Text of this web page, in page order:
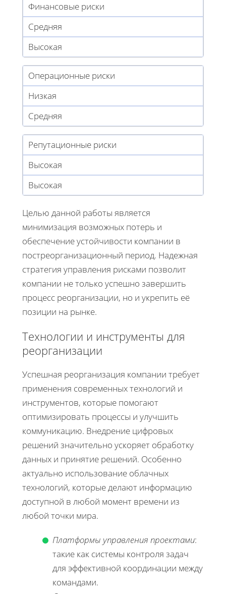
Финансовые риски
Средняя
Высокая
Операционные риски
Низкая
Средняя
Репутационные риски
Высокая
Высокая
Целью данной работы является
минимизация возможных потерь и
обеспечение устойчивости компании в
постреорганизационный период. Надежная
стратегия управления рисками позволит
компании не только успешно завершить
процесс реорганизации, но и укрепить её
позиции на рынке.
Технологии и инструменты для
реорганизации
Успешная реорганизация компании требует
применения современных технологий и
инструментов, которые помогают
оптимизировать процессы и улучшить
коммуникацию. Внедрение цифровых
решений значительно ускоряет обработку
данных и принятие решений. Особенно
актуально использование облачных
технологий, которые делают информацию
доступной в любой момент времени из
любой точки мира.
Платформы управления проектами:
такие как системы контроля задач
для эффективной координации между
командами.